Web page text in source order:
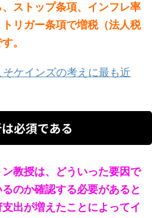
ストップ条項、インフレ率
リガー条項で増税（法人税
。
そケインズの考えに最も近
必須である
教授は、どういった要因で
のか確認する必要があると
出が増えたことによってイ